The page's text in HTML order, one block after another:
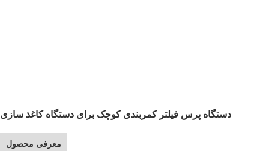
دستگاه پرس فیلتر کمربندی کوچک برای دستگاه کاغذ سازی
معرفی محصول